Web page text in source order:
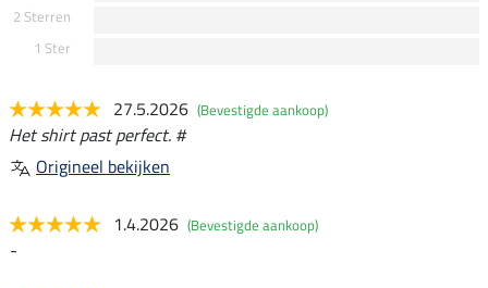
2 Sterren
1 Ster
27.5.2026 (Bevestigde aankoop)
Het shirt past perfect. #
Origineel bekijken
1.4.2026 (Bevestigde aankoop)
-